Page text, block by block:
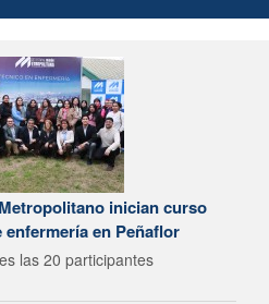
inician curso
en Peñaflor
las 20 participantes